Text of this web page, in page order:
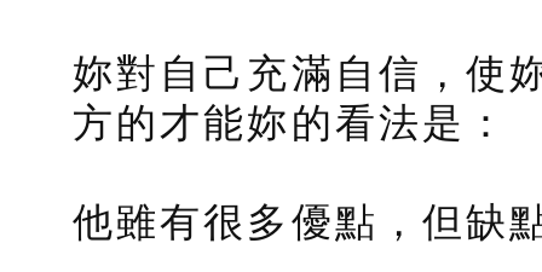
妳對自己充滿自信，使
方的才能妳的看法是：
他雖有很多優點，但缺